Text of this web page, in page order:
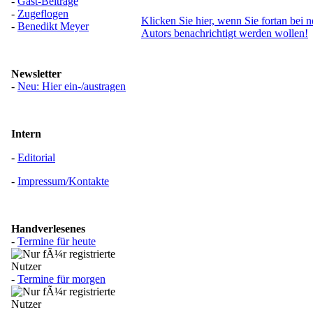
- Zugeflogen
- Benedikt Meyer
Newsletter
- Neu: Hier ein-/austragen
Intern
- Editorial
- Impressum/Kontakte
Handverlesenes
- Termine für heute
- Termine für morgen
Klicken Sie hier, wenn Sie fortan bei
Autors benachrichtigt werden wollen!